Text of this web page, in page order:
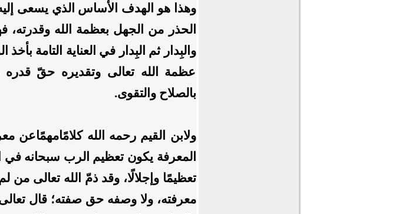
وهذا هو الهدف الأساس الذي يسعى
الحذر من الجهل بعظمة الله
والبِدار ثم البِدار في العناية التامة
عظمة الله تعالى وتقديره حقّ قدره
بالصلاح والتقوى.
ولابن القيم رحمه الله كلامًامهمًاعن
المعرفة يكون تعظيم الرب سبحانه
تعظيمًا وإجلالًا، وقد ذمّ الله تعالى
معرفته، ولا وصفه حق صفته؛ قال